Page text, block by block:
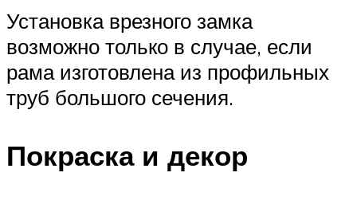
Установка врезного замка
возможно только в случае, если
рама изготовлена из профильных
труб большого сечения.
Покраска и декор